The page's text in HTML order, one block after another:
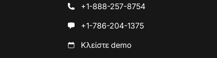
+1-888-257-8754
+1-786-204-1375
Κλείστε demo